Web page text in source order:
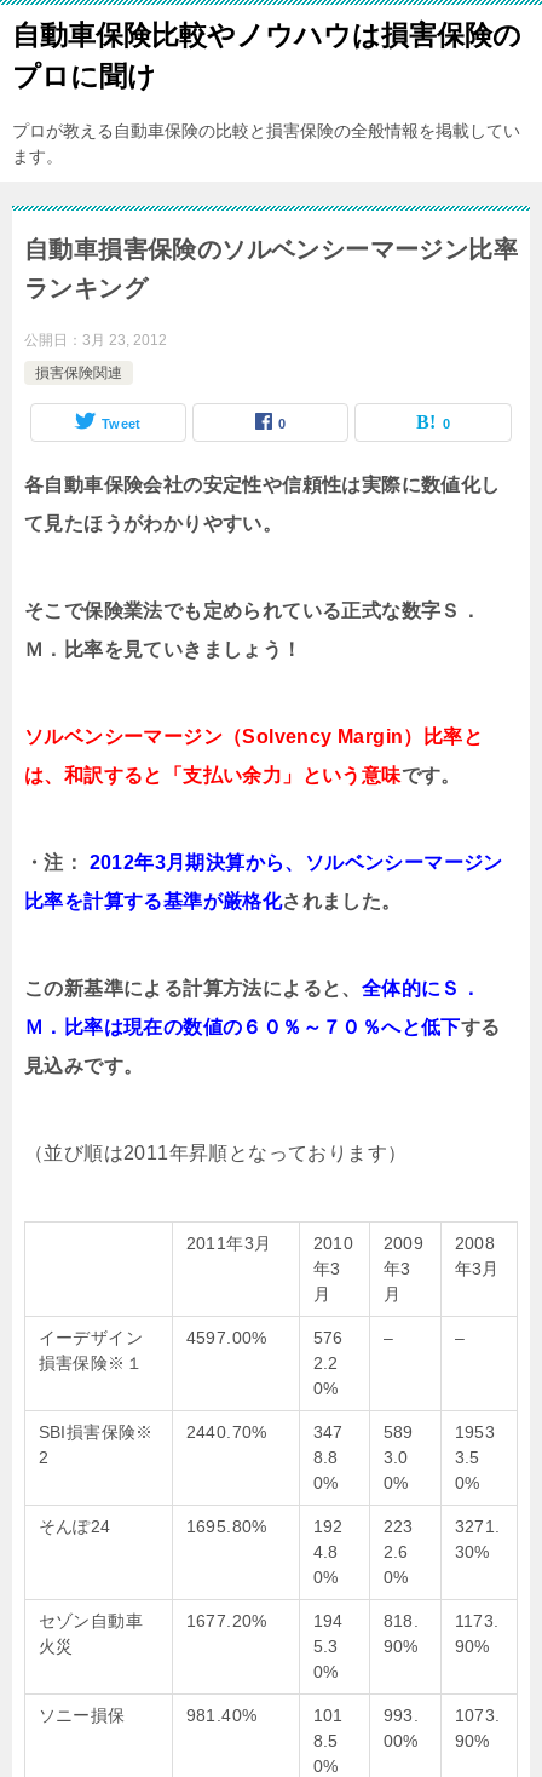
自動車保険比較やノウハウは損害保険の
プロに聞け
プロが教える自動車保険の比較と損害保険の全般情報を掲載してい
ます。
自動車損害保険のソルベンシーマージン比率
ランキング
公開日： 3月 23, 2012
損害保険関連
Tweet 0 0
各自動車保険会社の安定性や信頼性は実際に数値化し
て見たほうがわかりやすい。
そこで保険業法でも定められている正式な数字Ｓ．
Ｍ．比率を見ていきましょう！
ソルベンシーマージン（Solvency Margin）比率と
は、和訳すると
「支払い余力」 という意味です。
・注：
2012年3月期決算から、ソルベンシーマージン
比率を計算する基準が厳格化されました。
この新基準による計算方法によると、 全体的にＳ．
Ｍ．比率は現在の数値の６０％～７０％へと低下する
見込みです。
（並び順は2011年昇順となっております）
2011年3月
2010
年3
月
2009
年3
月
2008
年3月
イーデザイン
損害保険※１
4597.00%
576
2.2
0%
– –
SBI損害保険※
2
2440.70%
347
8.8
0%
589
3.0
0%
1953
3.5
0%
そんぽ24 1695.80%
192
4.8
0%
223
2.6
0%
3271.
30%
セゾン自動車
火災
1677.20%
194
5.3
0%
818.
90%
1173.
90%
ソニー損保 981.40%
101
8.5
0%
993.
00%
1073.
90%